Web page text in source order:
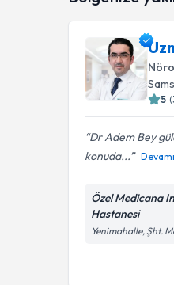
5 (
Dr Adem Bey
konuda...
Devamı
Özel Medicana
Hastanesi
Yenimahalle, Şht.